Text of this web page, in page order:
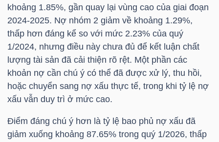
khoảng 1.85%, gần quay lại vùng cao của giai đoạn
2024-2025. Nợ nhóm 2 giảm về khoảng 1.29%,
thấp hơn đáng kể so với mức 2.23% của quý
1/2024, nhưng điều này chưa đủ để kết luận chất
lượng tài sản đã cải thiện rõ rệt. Một phần các
khoản nợ cần chú ý có thể đã được xử lý, thu hồi,
hoặc chuyển sang nợ xấu thực tế, trong khi tỷ lệ nợ
xấu vẫn duy trì ở mức cao.
Điểm đáng chú ý hơn là tỷ lệ bao phủ nợ xấu đã
giảm xuống khoảng 87.65% trong quý 1/2026, thấp
TÀI
CHÍNH
CÔNG
THÔNG
TIN